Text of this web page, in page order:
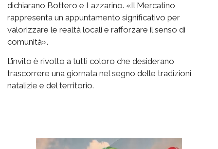
dichiarano Bottero e Lazzarino. «Il Mercatino
rappresenta un appuntamento significativo per
valorizzare le realtà locali e rafforzare il senso di
comunità».
L’invito è rivolto a tutti coloro che desiderano
trascorrere una giornata nel segno delle tradizioni
natalizie e del territorio.